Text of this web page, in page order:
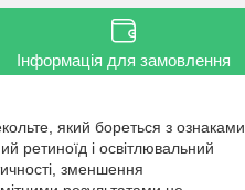
Інформація для замовлення
який бореться з ознаками
ретиноїд і освітлювальний
зменшення